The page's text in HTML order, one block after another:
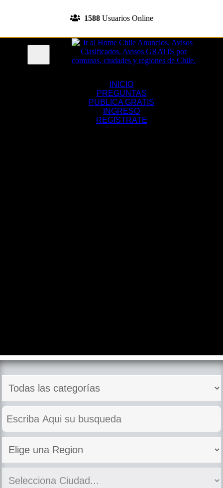
1588Usuarios Online
INICIO
PREGUNTAS
PUBLICA GRATIS
INGRESO
REGISTRATE